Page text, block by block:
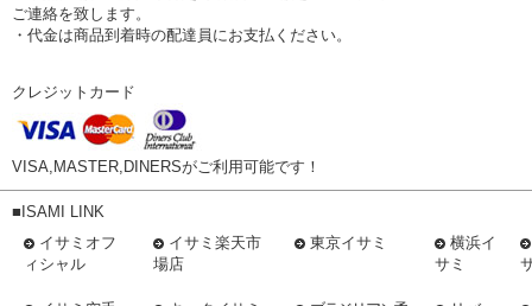
ご連絡を致します。
・代金は商品到着時の配達員にお支払ください。
クレジットカード
VISA,MASTER,DINERSがご利用可能です！
■ISAMI LINK
イサミオフ
ィシャル
イサミ楽天市
場店
東京イサミ
横浜イ
サミ